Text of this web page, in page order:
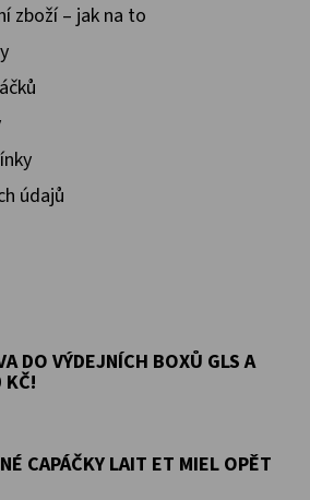
zboží – jak na to
údajů
DO VÝDEJNÍCH BOXŮ GLS A
KČ!
CAPÁČKY LAIT ET MIEL OPĚT